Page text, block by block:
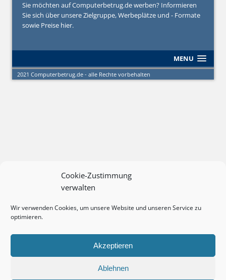
Cookie-Zustimmung
verwalten
Wir verwenden Cookies, um unsere Website und unseren Service zu
optimieren.
Akzeptieren
Ablehnen
Sie möchten auf Computerbetrug.de werben? Informieren
Sie sich über unsere Zielgruppe, Werbeplätze und - Formate
sowie Preise hier.
MENU
2021 Computerbetrug.de - alle Rechte vorbehalten